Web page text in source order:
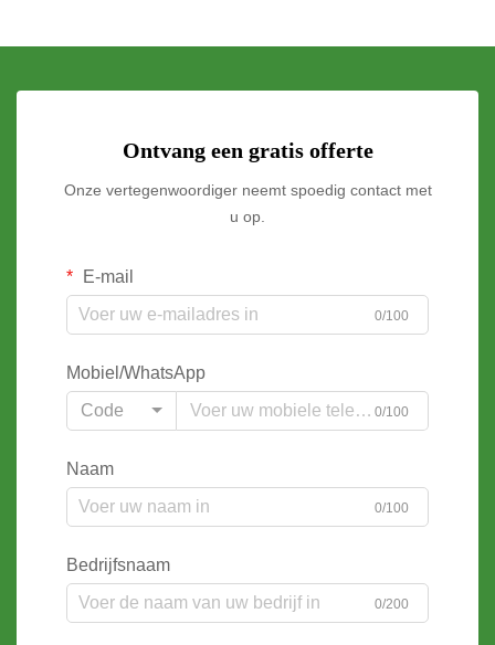
Ontvang een gratis offerte
Onze vertegenwoordiger neemt spoedig contact met
u op.
E-mail
0/100
Mobiel/WhatsApp
Code
0/100
Naam
0/100
Bedrijfsnaam
0/200